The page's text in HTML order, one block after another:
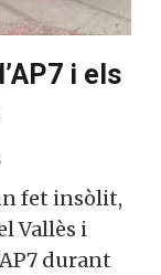
i els
fet insòlit,
Vallès i
durant